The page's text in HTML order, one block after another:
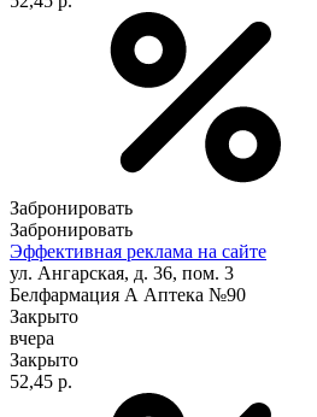
Забронировать
Забронировать
Эффективная реклама на сайте
ул. Ангарская, д. 36, пом. 3
Белфармация А Аптека №90
Закрыто
вчера
Закрыто
52,45 р.